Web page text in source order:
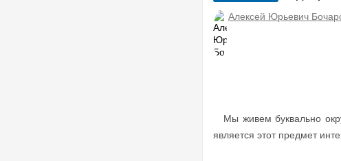
Алексей Юрьевич
Мы живем буквально
является этот предмет